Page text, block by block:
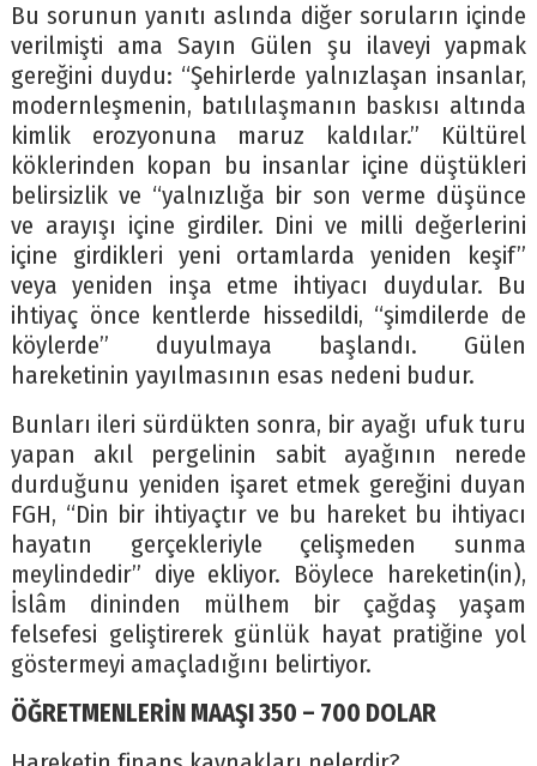
Bu sorunun yanıtı aslında diğer soruların içinde
verilmişti ama Sayın Gülen şu ilaveyi yapmak
gereğini duydu: “Şehirlerde yalnızlaşan insanlar,
modernleşmenin, batılılaşmanın baskısı altında
kimlik erozyonuna maruz kaldılar.” Kültürel
köklerinden kopan bu insanlar içine düştükleri
belirsizlik ve “yalnızlığa bir son verme düşünce
ve arayışı içine girdiler. Dini ve milli değerlerini
içine girdikleri yeni ortamlarda yeniden keşif”
veya yeniden inşa etme ihtiyacı duydular. Bu
ihtiyaç önce kentlerde hissedildi, “şimdilerde de
köylerde” duyulmaya başlandı. Gülen
hareketinin yayılmasının esas nedeni budur.
Bunları ileri sürdükten sonra, bir ayağı ufuk turu
yapan akıl pergelinin sabit ayağının nerede
durduğunu yeniden işaret etmek gereğini duyan
FGH, “Din bir ihtiyaçtır ve bu hareket bu ihtiyacı
hayatın gerçekleriyle çelişmeden sunma
meylindedir” diye ekliyor. Böylece hareketin(in),
İslâm dininden mülhem bir çağdaş yaşam
felsefesi geliştirerek günlük hayat pratiğine yol
göstermeyi amaçladığını belirtiyor.
ÖĞRETMENLERİN MAAŞI 350 – 700 DOLAR